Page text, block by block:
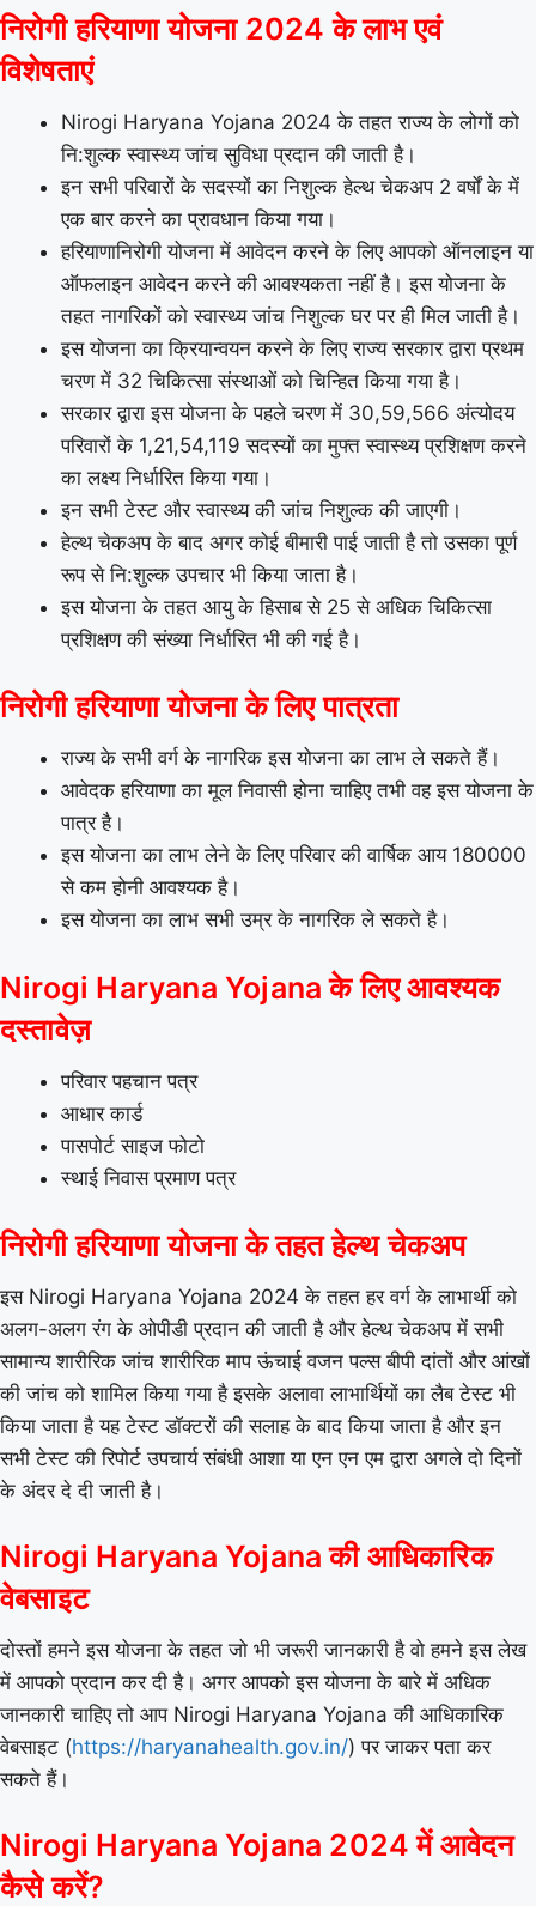
निरोगी हरियाणा योजना 2024 के लाभ एवं
विशेषताएं
Nirogi Haryana Yojana 2024 के तहत राज्य के लोगों को
नि:शुल्क स्वास्थ्य जांच सुविधा प्रदान की जाती है।
इन सभी परिवारों के सदस्यों का निशुल्क हेल्थ चेकअप 2 वर्षों के में
एक बार करने का प्रावधान किया गया।
हरियाणानिरोगी योजना में आवेदन करने के लिए आपको ऑनलाइन या
ऑफलाइन आवेदन करने की आवश्यकता नहीं है। इस योजना के
तहत नागरिकों को स्वास्थ्य जांच निशुल्क घर पर ही मिल जाती है।
इस योजना का क्रियान्वयन करने के लिए राज्य सरकार द्वारा प्रथम
चरण में 32 चिकित्सा संस्थाओं को चिन्हित किया गया है।
सरकार द्वारा इस योजना के पहले चरण में 30,59,566 अंत्योदय
परिवारों के 1,21,54,119 सदस्यों का मुफ्त स्वास्थ्य प्रशिक्षण करने
का लक्ष्य निर्धारित किया गया।
इन सभी टेस्ट और स्वास्थ्य की जांच निशुल्क की जाएगी।
हेल्थ चेकअप के बाद अगर कोई बीमारी पाई जाती है तो उसका पूर्ण
रूप से नि:शुल्क उपचार भी किया जाता है।
इस योजना के तहत आयु के हिसाब से 25 से अधिक चिकित्सा
प्रशिक्षण की संख्या निर्धारित भी की गई है।
निरोगी हरियाणा योजना के लिए पात्रता
राज्य के सभी वर्ग के नागरिक इस योजना का लाभ ले सकते हैं।
आवेदक हरियाणा का मूल निवासी होना चाहिए तभी वह इस योजना के
पात्र है।
इस योजना का लाभ लेने के लिए परिवार की वार्षिक आय 180000
से कम होनी आवश्यक है।
इस योजना का लाभ सभी उम्र के नागरिक ले सकते है।
Nirogi Haryana Yojana के लिए आवश्यक
दस्तावेज़
परिवार पहचान पत्र
आधार कार्ड
पासपोर्ट साइज फोटो
स्थाई निवास प्रमाण पत्र
निरोगी हरियाणा योजना के तहत हेल्थ चेकअप
इस Nirogi Haryana Yojana 2024 के तहत हर वर्ग के लाभार्थी को
अलग-अलग रंग के ओपीडी प्रदान की जाती है और हेल्थ चेकअप में सभी
सामान्य शारीरिक जांच शारीरिक माप ऊंचाई वजन पल्स बीपी दांतों और आंखों
की जांच को शामिल किया गया है इसके अलावा लाभार्थियों का लैब टेस्ट भी
किया जाता है यह टेस्ट डॉक्टरों की सलाह के बाद किया जाता है और इन
सभी टेस्ट की रिपोर्ट उपचार्य संबंधी आशा या एन एन एम द्वारा अगले दो दिनों
के अंदर दे दी जाती है।
Nirogi Haryana Yojana की आधिकारिक
वेबसाइट
दोस्तों हमने इस योजना के तहत जो भी जरूरी जानकारी है वो हमने इस लेख
में आपको प्रदान कर दी है। अगर आपको इस योजना के बारे में अधिक
जानकारी चाहिए तो आप Nirogi Haryana Yojana की आधिकारिक
वेबसाइट (https://haryanahealth.gov.in/) पर जाकर पता कर
सकते हैं।
Nirogi Haryana Yojana 2024 में आवेदन
कैसे करें?